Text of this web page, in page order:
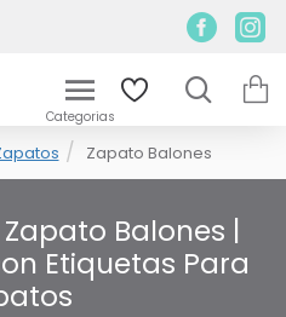
Zapato Balones
Balones |
Etiquetas Para